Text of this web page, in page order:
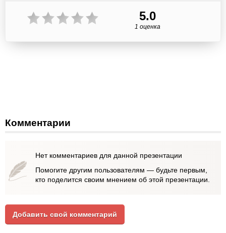
5.0
1 оценка
Комментарии
Нет комментариев для данной презентации
Помогите другим пользователям — будьте первым,
кто поделится своим мнением об этой презентации.
Добавить свой комментарий